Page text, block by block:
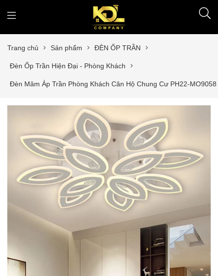
Trang chủ Sản phẩm ĐÈN ỐP TRẦN
Đèn Ốp Trần Hiện Đại - Phòng Khách
Đèn Mâm Áp Trần Phòng Khách Căn Hộ Chung Cư PH22-MO9058